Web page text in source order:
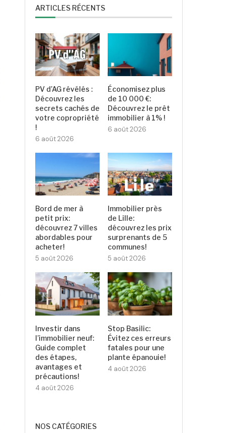
ARTICLES RÉCENTS
PV d’AG révélés :
Découvrez les
secrets cachés de
votre copropriété
!
6 août 2026
Économisez plus
de 10 000 €:
Découvrez le prêt
immobilier à 1% !
6 août 2026
Bord de mer à
petit prix:
découvrez 7 villes
abordables pour
acheter!
5 août 2026
Immobilier près
de Lille:
découvrez les prix
surprenants de 5
communes!
5 août 2026
Investir dans
l’immobilier neuf:
Guide complet
des étapes,
avantages et
précautions!
4 août 2026
Stop Basilic:
Évitez ces erreurs
fatales pour une
plante épanouie!
4 août 2026
NOS CATÉGORIES